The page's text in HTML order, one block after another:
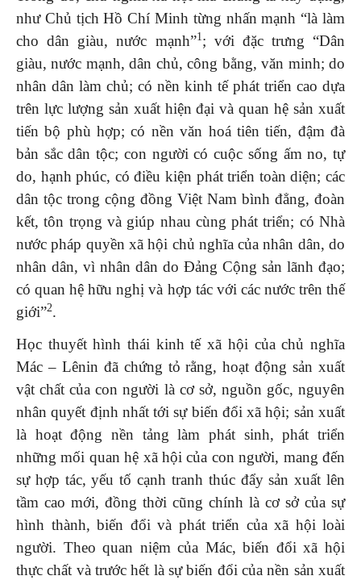
như Chủ tịch Hồ Chí Minh từng nhấn mạnh “là làm
cho dân giàu, nước mạnh”1 ; với đặc trưng “Dân
giàu, nước mạnh, dân chủ, công bằng, văn minh; do
nhân dân làm chủ; có nền kinh tế phát triển cao dựa
trên lực lượng sản xuất hiện đại và quan hệ sản xuất
tiến bộ phù hợp; có nền văn hoá tiên tiến, đậm đà
bản sắc dân tộc; con người có cuộc sống ấm no, tự
do, hạnh phúc, có điều kiện phát triển toàn diện; các
dân tộc trong cộng đồng Việt Nam bình đẳng, đoàn
kết, tôn trọng và giúp nhau cùng phát triển; có Nhà
nước pháp quyền xã hội chủ nghĩa của nhân dân, do
nhân dân, vì nhân dân do Đảng Cộng sản lãnh đạo;
có quan hệ hữu nghị và hợp tác với các nước trên thế
giới”2.
Học thuyết hình thái kinh tế xã hội của chủ nghĩa
Mác – Lênin đã chứng tỏ rằng, hoạt động sản xuất
vật chất của con người là cơ sở, nguồn gốc, nguyên
nhân quyết định nhất tới sự biến đổi xã hội; sản xuất
là hoạt động nền tảng làm phát sinh, phát triển
những mối quan hệ xã hội của con người, mang đến
sự hợp tác, yếu tố cạnh tranh thúc đẩy sản xuất lên
tầm cao mới, đồng thời cũng chính là cơ sở của sự
hình thành, biến đổi và phát triển của xã hội loài
người. Theo quan niệm của Mác, biến đổi xã hội
thực chất và trước hết là sự biến đổi của nền sản xuất